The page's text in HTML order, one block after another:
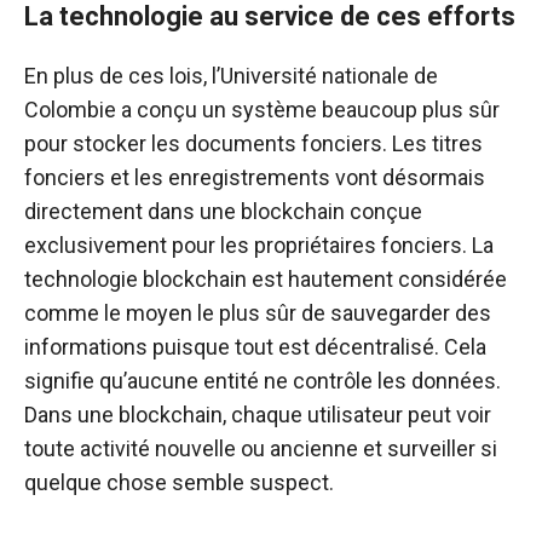
La technologie au service de ces efforts
En plus de ces lois, l’Université nationale de
Colombie a conçu un système beaucoup plus sûr
pour stocker les documents fonciers. Les titres
fonciers et les enregistrements vont désormais
directement dans une blockchain conçue
exclusivement pour les propriétaires fonciers. La
technologie blockchain est hautement considérée
comme le moyen le plus sûr de sauvegarder des
informations puisque tout est décentralisé. Cela
signifie qu’aucune entité ne contrôle les données.
Dans une blockchain, chaque utilisateur peut voir
toute activité nouvelle ou ancienne et surveiller si
quelque chose semble suspect.